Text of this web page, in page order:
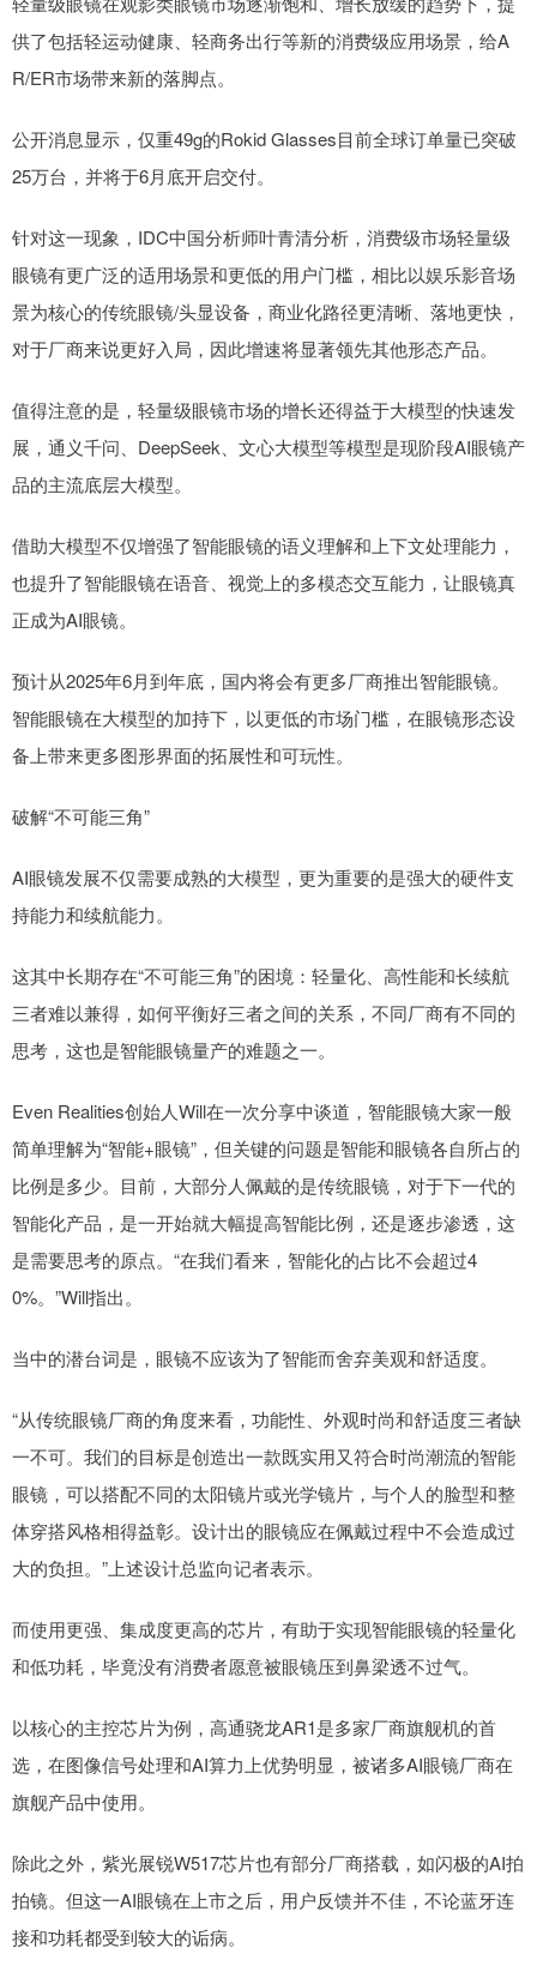
供了包括轻运动健康、轻商务出行等新的消费级应用场景，给A
R/ER市场带来新的落脚点。
公开消息显示，仅重49g的Rokid Glasses目前全球订单量已突破
25万台，并将于6月底开启交付。
针对这一现象，IDC中国分析师叶青清分析，消费级市场轻量级
眼镜有更广泛的适用场景和更低的用户门槛，相比以娱乐影音场
景为核心的传统眼镜/头显设备，商业化路径更清晰、落地更快，
对于厂商来说更好入局，因此增速将显著领先其他形态产品。
值得注意的是，轻量级眼镜市场的增长还得益于大模型的快速发
展，通义千问、DeepSeek、文心大模型等模型是现阶段AI眼镜产
品的主流底层大模型。
借助大模型不仅增强了智能眼镜的语义理解和上下文处理能力，
也提升了智能眼镜在语音、视觉上的多模态交互能力，让眼镜真
正成为AI眼镜。
预计从2025年6月到年底，国内将会有更多厂商推出智能眼镜。
智能眼镜在大模型的加持下，以更低的市场门槛，在眼镜形态设
备上带来更多图形界面的拓展性和可玩性。
破解“不可能三角”
AI眼镜发展不仅需要成熟的大模型，更为重要的是强大的硬件支
持能力和续航能力。
这其中长期存在“不可能三角”的困境：轻量化、高性能和长续航
三者难以兼得，如何平衡好三者之间的关系，不同厂商有不同的
思考，这也是智能眼镜量产的难题之一。
Even Realities创始人Will在一次分享中谈道，智能眼镜大家一般
简单理解为“智能+眼镜”，但关键的问题是智能和眼镜各自所占的
比例是多少。目前，大部分人佩戴的是传统眼镜，对于下一代的
智能化产品，是一开始就大幅提高智能比例，还是逐步渗透，这
是需要思考的原点。“在我们看来，智能化的占比不会超过4
0%。”Will指出。
当中的潜台词是，眼镜不应该为了智能而舍弃美观和舒适度。
“从传统眼镜厂商的角度来看，功能性、外观时尚和舒适度三者缺
一不可。我们的目标是创造出一款既实用又符合时尚潮流的智能
眼镜，可以搭配不同的太阳镜片或光学镜片，与个人的脸型和整
体穿搭风格相得益彰。设计出的眼镜应在佩戴过程中不会造成过
大的负担。”上述设计总监向记者表示。
而使用更强、集成度更高的芯片，有助于实现智能眼镜的轻量化
和低功耗，毕竟没有消费者愿意被眼镜压到鼻梁透不过气。
以核心的主控芯片为例，高通骁龙AR1是多家厂商旗舰机的首
选，在图像信号处理和AI算力上优势明显，被诸多AI眼镜厂商在
旗舰产品中使用。
除此之外，紫光展锐W517芯片也有部分厂商搭载，如闪极的AI拍
拍镜。但这一AI眼镜在上市之后，用户反馈并不佳，不论蓝牙连
接和功耗都受到较大的诟病。